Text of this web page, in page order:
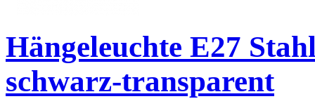
Hängeleuchte E27
schwarz-transparent